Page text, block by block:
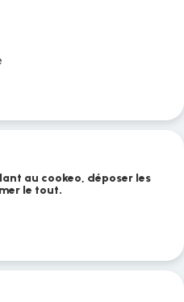
au cookeo, déposer les
le tout.